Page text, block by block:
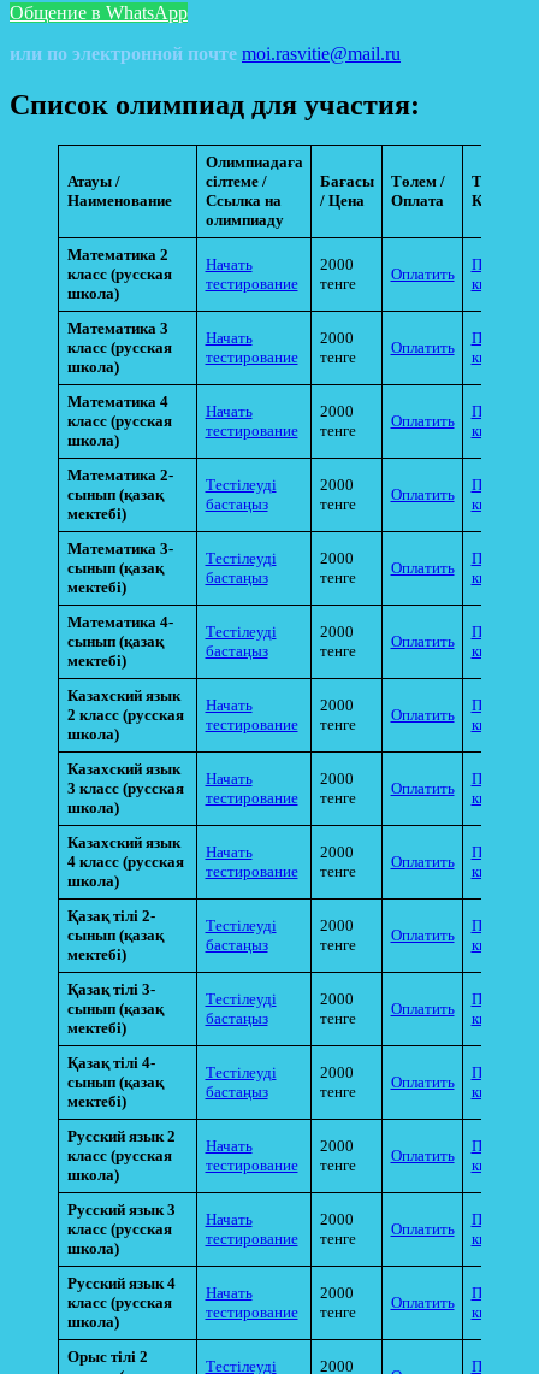
Общение в WhatsApp
или по электронной почте moi.rasvitie@mail.ru
Список олимпиад для участия:
Атауы /
Наименование
Олимпиадаға
сілтеме /
Ссылка на
олимпиаду
Бағасы
/ Цена
Төлем /
Оплата
Түбіртек
Математика 2
класс (русская
школа)
Начать
тестирование
2000
тенге
Оплатить
Математика 3
класс (русская
школа)
Начать
тестирование
2000
тенге
Оплатить
Математика 4
класс (русская
школа)
Начать
тестирование
2000
тенге
Оплатить
Математика 2-
сынып (қазақ
мектебі)
Тестілеуді
бастаңыз
2000
тенге
Оплатить
Математика 3-
сынып (қазақ
мектебі)
Тестілеуді
бастаңыз
2000
тенге
Оплатить
Математика 4-
сынып (қазақ
мектебі)
Тестілеуді
бастаңыз
2000
тенге
Оплатить
Казахский язык
2 класс (русская
школа)
Начать
тестирование
2000
тенге
Оплатить
Казахский язык
3 класс (русская
школа)
Начать
тестирование
2000
тенге
Оплатить
Казахский язык
4 класс (русская
школа)
Начать
тестирование
2000
тенге
Оплатить
Қазақ тілі 2-
сынып (қазақ
мектебі)
Тестілеуді
бастаңыз
2000
тенге
Оплатить
Қазақ тілі 3-
сынып (қазақ
мектебі)
Тестілеуді
бастаңыз
2000
тенге
Оплатить
Қазақ тілі 4-
сынып (қазақ
мектебі)
Тестілеуді
бастаңыз
2000
тенге
Оплатить
Русский язык 2
класс (русская
школа)
Начать
тестирование
2000
тенге
Оплатить
Русский язык 3
класс (русская
школа)
Начать
тестирование
2000
тенге
Оплатить
Русский язык 4
класс (русская
школа)
Начать
тестирование
2000
тенге
Оплатить
Орыс тілі 2
Тестілеуді 2000